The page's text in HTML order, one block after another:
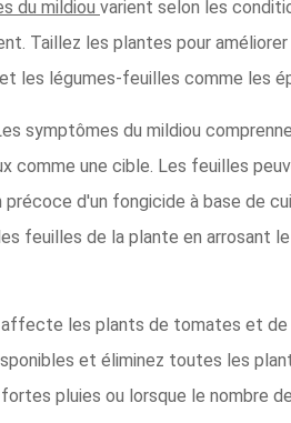
du mildiou varient selon les
Taillez les plantes pour
les légumes-feuilles comme les
symptômes du mildiou
comme une cible. Les feuilles
d'un fongicide à base de
feuilles de la plante en arrosant
les plants de tomates et de
et éliminez toutes les
pluies ou lorsque le nombre